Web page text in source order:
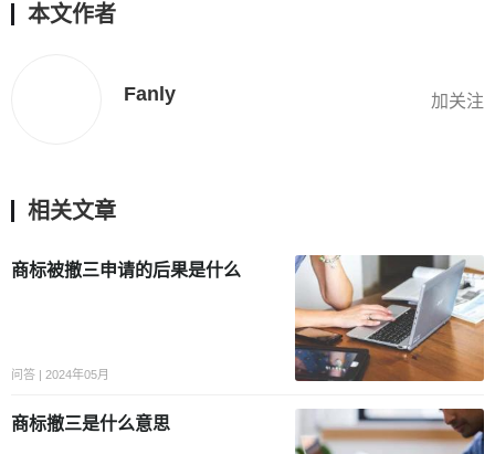
本文作者
Fanly 加关注
相关文章
商标被撤三申请的后果是什么
问答 | 2024年05月
商标撤三是什么意思